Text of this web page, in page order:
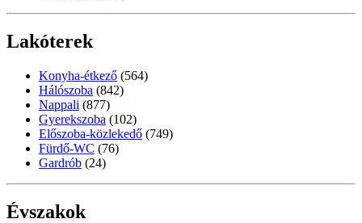
Lakóterek
Konyha-étkező (564)
Hálószoba (842)
Nappali (877)
Gyerekszoba (102)
Előszoba-közlekedő (749)
Fürdő-WC (76)
Gardrób (24)
Évszakok